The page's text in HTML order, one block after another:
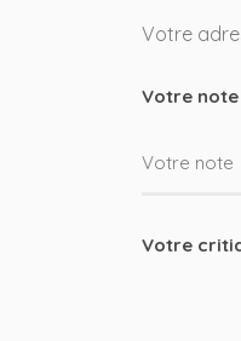
Votre
Votre note
Votre note
Votre